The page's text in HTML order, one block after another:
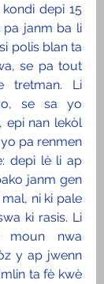
depi 15
pa janm ba li
polis blan ta
se pa tout
tretman. Li
se sa yo
epi nan lekòl
pa renmen
depi lè li ap
janm gen
ni ki pale
ki rasis. Li
moun nwa
y ap jwenn
ta fè kwè